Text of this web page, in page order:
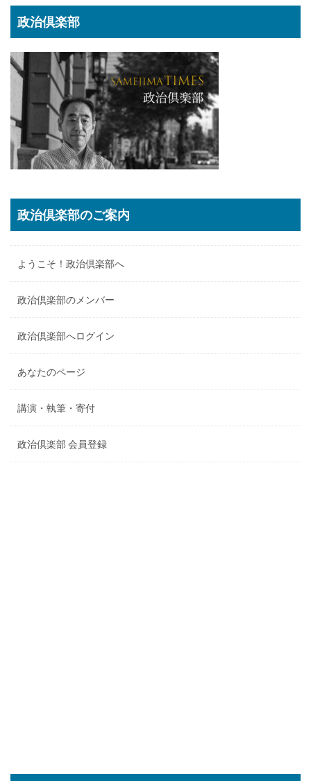
政治倶楽部
政治倶楽部のご案内
ようこそ！政治倶楽部へ
政治倶楽部のメンバー
政治倶楽部へログイン
あなたのページ
講演・執筆・寄付
政治倶楽部 会員登録